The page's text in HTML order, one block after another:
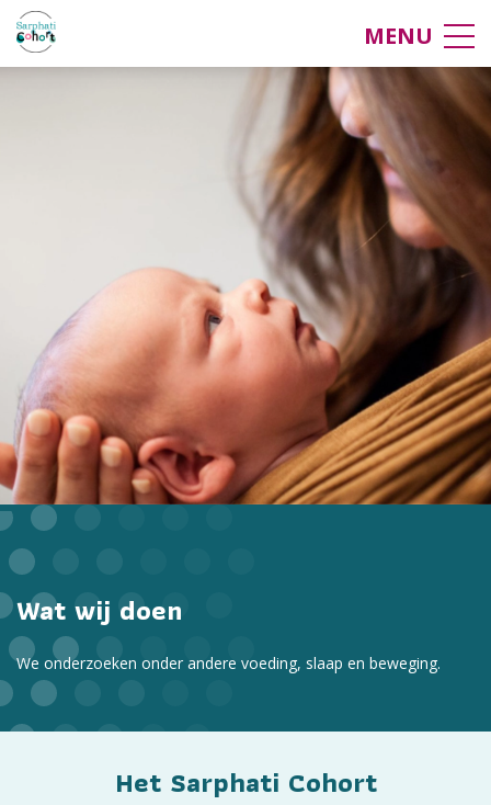
Over ons MENU
Wat wij doen
We onderzoeken onder andere voeding, slaap en beweging.
Het Sarphati Cohort